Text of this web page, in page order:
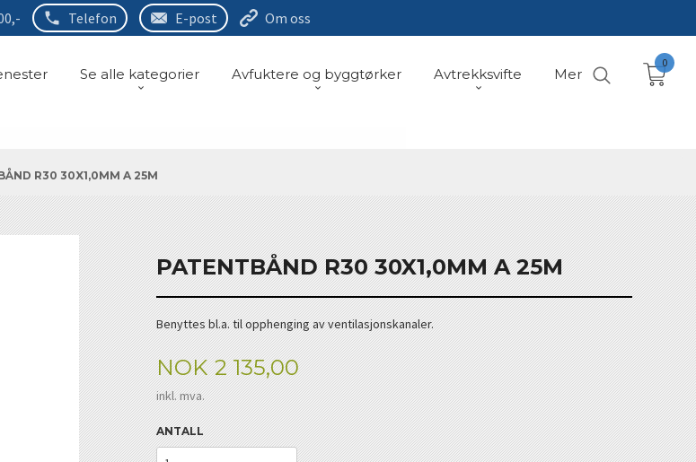
Telefon E-post Om oss
Se alle kategorier Avfuktere og byggtørker Avtrekksvifte Mer
0
R30 30X1,0MM A 25M
PATENTBÅND R30 30X1,0MM A 25M
Benyttes bl.a. til opphenging av ventilasjonskanaler.
Pris
NOK 2 135,00
inkl. mva.
ANTALL